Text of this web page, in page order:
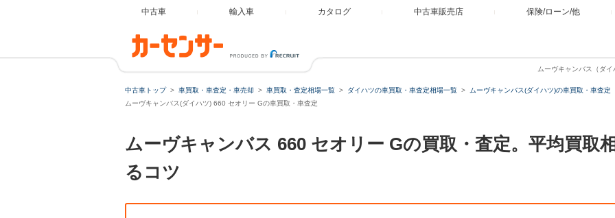
中古車 輸入車 カタログ 中古車販売店 保険/ローン/他
ムーヴキャンバス（ダ
中古車トップ 車買取・車査定・車売却 車買取・査定相場一覧 ダイハツの車買取・車査定相場一覧
ムーヴキャンバス(ダイハツ)の車買取・車査定
ムーヴキャンバス(ダイハツ) 660 セオリー Gの車買取・車査定
ムーヴキャンバス 660 セオリー Gの買取・査定。平均買取
るコツ